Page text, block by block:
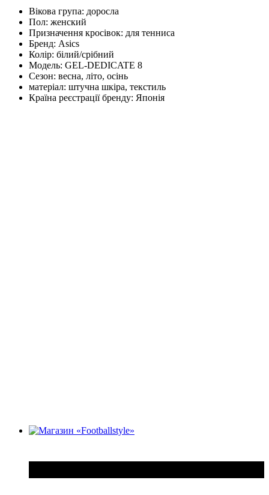
Вікова група: доросла
Пол: женский
Призначення кросівок: для тенниса
Бренд: Asics
Колір: білий/срібний
Модель: GEL-DEDICATE 8
Сезон: весна, літо, осінь
матеріал: штучна шкіра, текстиль
Країна реєстрації бренду: Японія